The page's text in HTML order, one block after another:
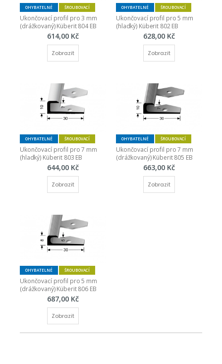
OHYBATELNÉ ŠROUBOVACÍ
Ukončovací profil pro 3 mm
(drážkovaný) Küberit 804 EB
614,00 Kč
Zobrazit
OHYBATELNÉ ŠROUBOVACÍ
Ukončovací profil pro 5 mm
(hladký) Küberit 802 EB
628,00 Kč
Zobrazit
OHYBATELNÉ ŠROUBOVACÍ
Ukončovací profil pro 7 mm
(hladký) Küberit 803 EB
644,00 Kč
Zobrazit
OHYBATELNÉ ŠROUBOVACÍ
Ukončovací profil pro 7 mm
(drážkovaný) Küberit 805 EB
663,00 Kč
Zobrazit
OHYBATELNÉ ŠROUBOVACÍ
Ukončovací profil pro 5 mm
(drážkovaný) Küberit 806 EB
687,00 Kč
Zobrazit